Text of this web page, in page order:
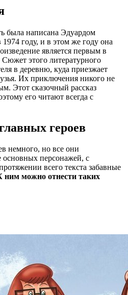
была написана Эдуардом
году, и в этом же году она
является первым в
этого литературного
в деревню, куда приезжает
Их приключения никого не
Этот сказочный рассказ
его читают всегда с
героев
немного, но все они
основных персонажей, с
всего текста забавные
ним можно отнести таких